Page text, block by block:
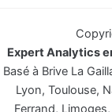
Expert Analytics
Basé à Brive La
Lyon, Toulouse,
Ferrand,